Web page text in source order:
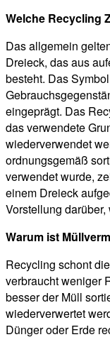
Welche Recycling
Das allgemein
Dreieck, das aus
besteht. Das
eingeprägt. Das
das verwendete
wiederverwendet
ordnungsgemäß
verwendet wurde,
einem Dreieck
Vorstellung
Warum ist
Recycling schont
verbraucht weniger
besser der Müll
wiederverwertet
Dünger oder Erde